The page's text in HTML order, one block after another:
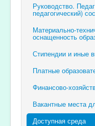
Руководство.
педагогический)
Материально-
оснащенность
Стипендии и иные
Платные
Финансово-
Вакантные места
Доступная среда